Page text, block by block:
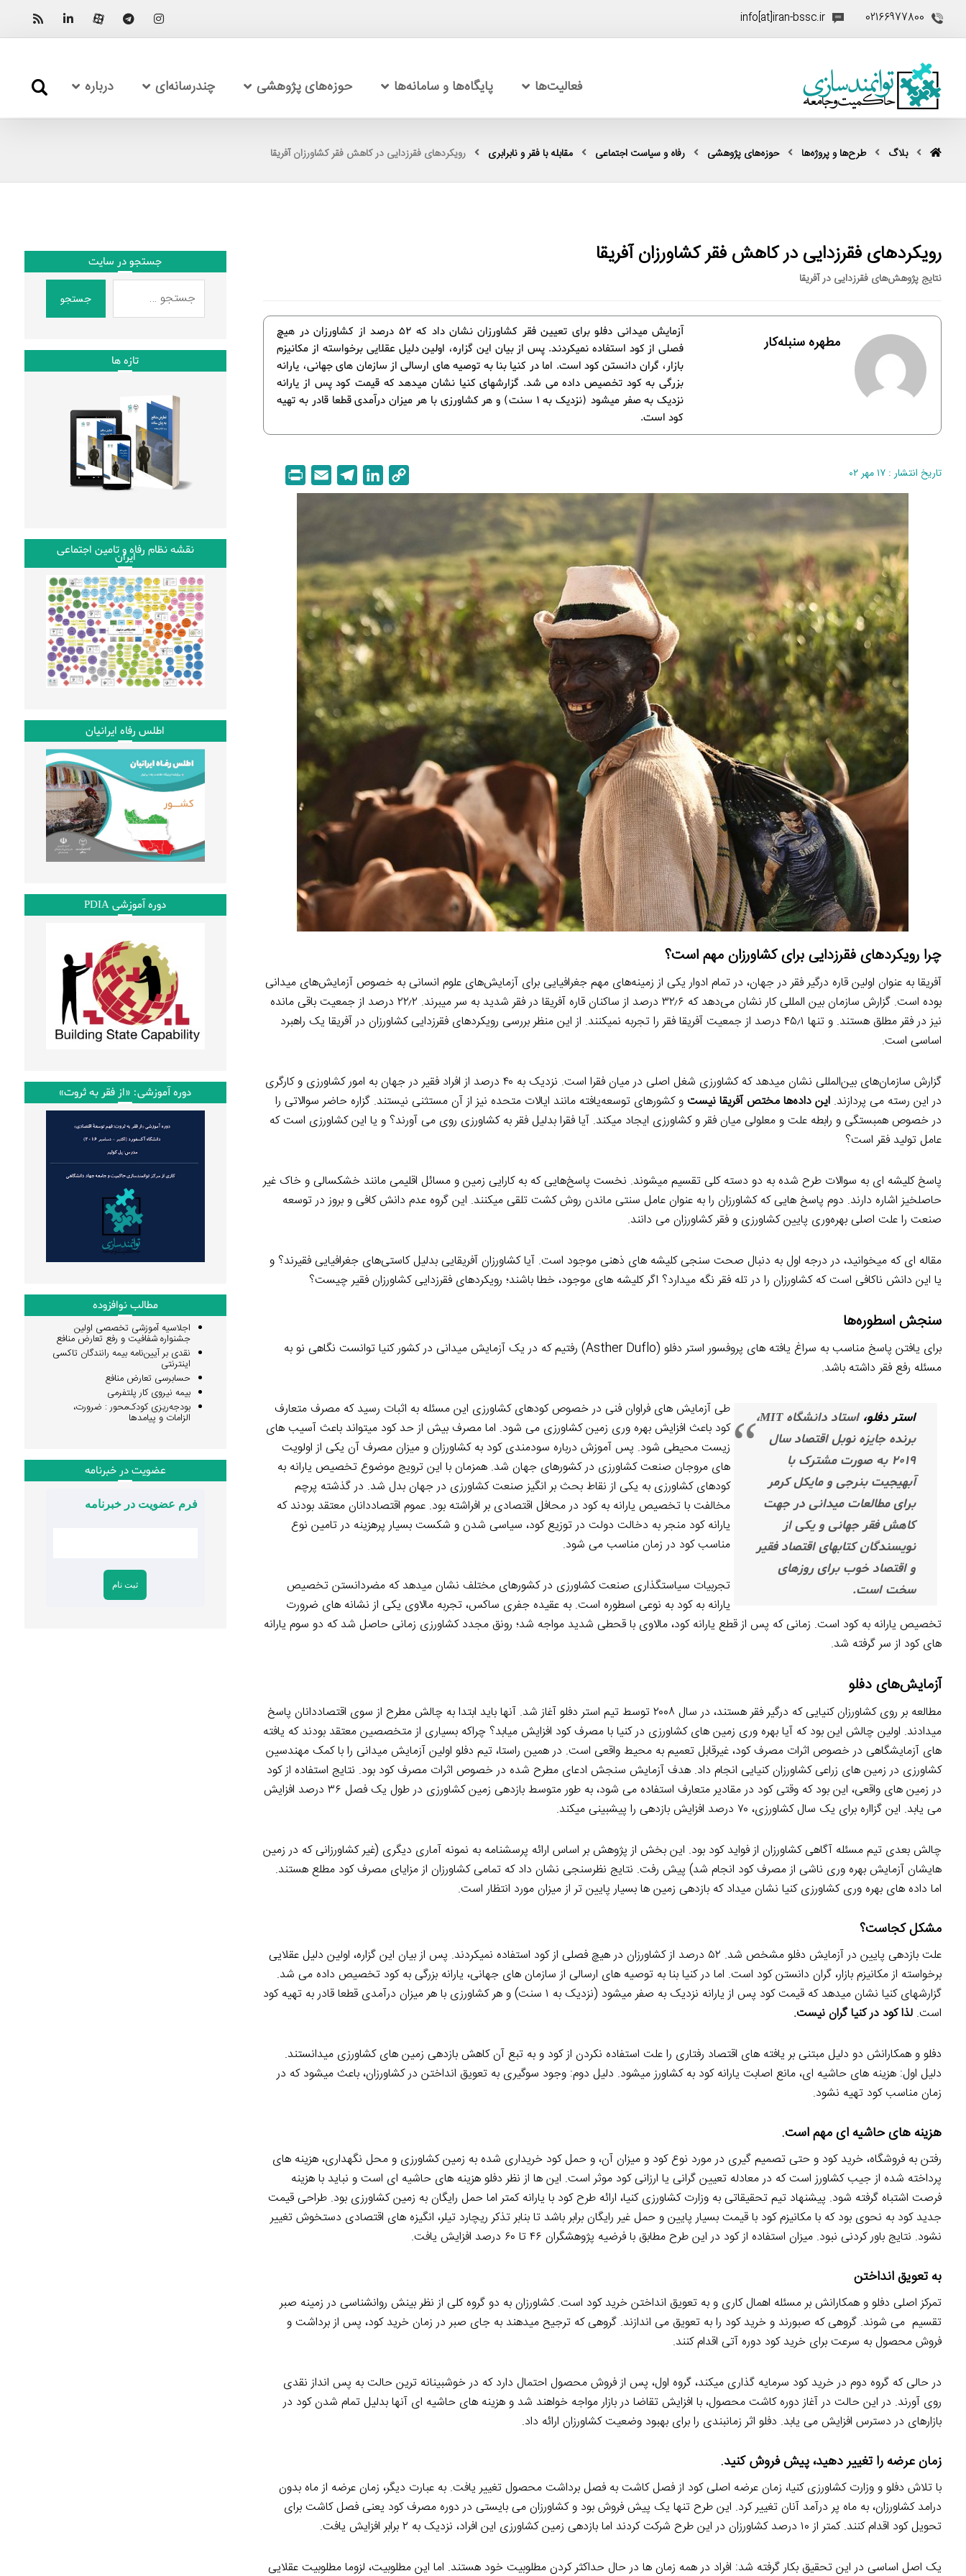
02166977800
info[at]iran-bssc.ir
فعالیت‌ها پایگاه‌ها و سامانه‌ها حوزه‌های پژوهشی چندرسانه‌ای درباره
بلاگ طرح‌ها و پروژه‌ها حوزه‌های پژوهشی رفاه و سیاست اجتماعی مقابله با فقر و نابرابری رویکردهای فقرزدایی در کاهش فقر کشاورزان آفریقا
رویکردهای فقرزدایی در کاهش فقر کشاورزان آفریقا
نتایج پژوهش‌های فقرزدایی در آفریقا
آزمایش میدانی دفلو برای تعیین فقر کشاورزان نشان داد که 52 درصد از کشاورزان در هیچ
فصلی از کود استفاده نمیکردند. پس از بیان این گزاره، اولین دلیل عقلایی برخواسته از مکانیزم
بازار، گران دانستن کود است. اما در کنیا بنا به توصیه های ارسالی از سازمان های جهانی، یارانه
بزرگی به کود تخصیص داده می شد. گزارشهای کنیا نشان میدهد که قیمت کود پس از یارانه
نزدیک به صفر میشود (نزدیک به 1 سنت) و هر کشاورزی با هر میزان درآمدی قطعا قادر به تهیه
کود است.
مطهره سنبله‌کار
تاریخ انتشار : ۱۷ مهر ۰۲
o
L
i
n
k
i
e
d
I
n
e
g
r
a
m
m
چرا رویکردهای فقرزدایی برای کشاورزان مهم است؟
آفریقا به عنوان اولین قاره درگیر فقر در جهان، در تمام ادوار یکی از زمینه‌های مهم جغرافیایی برای آزمایش‌های علوم انسانی به خصوص آزمایش‌های میدانی
بوده است. گزارش سازمان بین المللی کار نشان می‌دهد که ۳۲٫۶ درصد از ساکنان قاره آفریقا در فقر شدید به سر میبرند. ۲۲٫۲ درصد از جمعیت باقی مانده
نیز در فقر مطلق هستند. و تنها ۴۵٫۱ درصد از جمعیت آفریقا فقر را تجربه نمیکنند. از این منظر بررسی رویکردهای فقرزدایی کشاورزان در آفریقا یک راهبرد
اساسی است.
گزارش سازمان‌های بین‌المللی نشان میدهد که کشاورزی شغل اصلی در میان فقرا است. نزدیک به ۴۰ درصد از افراد فقیر در جهان به امور کشاورزی و کارگری
در این رسته می پردازند. این داده‌ها مختص آفریقا نیست و کشورهای توسعه‌یافته مانند ایالات متحده نیز از آن مستثنی نیستند. گزاره حاضر سوالاتی را
در خصوص همبستگی و رابطه علت و معلولی میان فقر و کشاورزی ایجاد میکند. آیا فقرا بدلیل فقر به کشاورزی روی می آورند؟ و یا این کشاورزی است که
عامل تولید فقر است؟
پاسخ کلیشه ای به سوالات طرح شده به دو دسته کلی تقسیم میشوند. نخست پاسخ‌هایی که به کارایی زمین و مسائل اقلیمی مانند خشکسالی و خاک غیر
حاصلخیز اشاره دارند. دوم پاسخ هایی که کشاورزان را به عنوان عامل سنتی ماندن روش کشت تلقی میکنند. این گروه عدم دانش کافی و بروز در توسعه
صنعت را علت اصلی بهره‌وری پایین کشاورزی و فقر کشاورزان می دانند.
مقاله ای که میخوانید، در درجه اول به دنبال صحت سنجی کلیشه های ذهنی موجود است. آیا کشاورزان آفریقایی بدلیل کاستی‌های جغرافیایی فقیرند؟ و
یا این دانش ناکافی است که کشاورزان را در تله فقر نگه میدارد؟ اگر کلیشه های موجود، خطا باشند؛ رویکردهای فقرزدایی کشاورزان فقیر چیست؟
سنجش اسطوره‌ها
برای یافتن پاسخ مناسب به سراغ یافته های پروفسور استر دفلو (Asther Duflo) رفتیم که در یک آزمایش میدانی در کشور کنیا توانست نگاهی نو به
مسئله رفع فقر داشته باشد.
استر دفلو، استاد دانشگاهMIT،
برنده جایزه نوبل اقتصاد سال
۲۰۱۹ به صورت مشترک با
آبهیجیت بنرجی و مایکل کرمر
برای مطالعات میدانی در جهت
کاهش فقر جهانی و یکی از
نویسندگان کتابهای اقتصاد فقیر
و اقتصاد خوب برای روزهای
سخت است.
طی آزمایش های فراوان فنی در خصوص کودهای کشاورزی این مسئله به اثبات رسید که مصرف متعارف
کود باعث افزایش بهره وری زمین کشاورزی می شود. اما مصرف بیش از حد کود میتواند باعث آسیب های
زیست محیطی شود. پس آموزش درباره سودمندی کود به کشاورزان و میزان مصرف آن یکی از اولویت
های مروجان صنعت کشاورزی در کشورهای جهان شد. همزمان با این ترویج موضوع تخصیص یارانه به
کودهای کشاورزی به یکی از نقاط بحث بر انگیز صنعت کشاورزی در جهان بدل شد. در گذشته پرچم
مخالفت با تخصیص یارانه به کود در محافل اقتصادی بر افراشته بود. عموم اقتصاددانان معتقد بودند که
یارانه کود منجر به دخالت دولت در توزیع کود، سیاسی شدن و شکست بسیار پرهزینه در تامین نوع
مناسب کود در زمان مناسب می شود.
تجربیات سیاستگذاری صنعت کشاورزی در کشورهای مختلف نشان میدهد که مضردانستن تخصیص
یارانه به کود به نوعی اسطوره است. به عقیده جفری ساکس، تجربه مالاوی یکی از نشانه های ضرورت
تخصیص یارانه به کود است. زمانی که پس از قطع یارانه کود، مالاوی با قحطی شدید مواجه شد؛ رونق مجدد کشاورزی زمانی حاصل شد که دو سوم یارانه
های کود از سر گرفته شد.
آزمایش‌های دفلو
مطالعه بر روی کشاورزان کنیایی که درگیر فقر هستند، در سال ۲۰۰۸ توسط تیم استر دفلو آغاز شد. آنها باید ابتدا به چالش مطرح از سوی اقتصاددانان پاسخ
میدادند. اولین چالش این بود که آیا بهره وری زمین های کشاورزی در کنیا با مصرف کود افزایش میابد؟ چراکه بسیاری از متخصصین معتقد بودند که یافته
های آزمایشگاهی در خصوص اثرات مصرف کود، غیرقابل تعمیم به محیط واقعی است. در همین راستا، تیم دفلو اولین آزمایش میدانی را با کمک مهندسین
کشاورزی در زمین های زراعی کشاورزان کنیایی انجام داد. هدف آزمایش سنجش ادعای مطرح شده در خصوص اثرات مصرف کود بود. نتایج استفاده از کود
در زمین های واقعی، این بود که وقتی کود در مقادیر متعارف استفاده می شود، به طور متوسط بازدهی زمین کشاورزی در طول یک فصل ۳۶ درصد افزایش
می یابد. این گزااره برای یک سال کشاورزی، ۷۰ درصد افزایش بازدهی را پیشبینی میکند.
چالش بعدی تیم مسئله آگاهی کشاورزان از فواید کود بود. این بخش از پژوهش بر اساس ارائه پرسشنامه به نمونه آماری دیگری (غیر کشاورزانی که در زمین
هایشان آزمایش بهره وری ناشی از مصرف کود انجام شد) پیش رفت. نتایج نظرسنجی نشان داد که تمامی کشاورزان از مزایای مصرف کود مطلع هستند.
اما داده های بهره وری کشاورزی کنیا نشان میداد که بازدهی زمین ها بسیار پایین تر از میزان مورد انتظار است.
مشکل کجاست؟
علت بازدهی پایین در آزمایش دفلو مشخص شد. ۵۲ درصد از کشاورزان در هیچ فصلی از کود استفاده نمیکردند. پس از بیان این گزاره، اولین دلیل عقلایی
برخواسته از مکانیزم بازار، گران دانستن کود است. اما در کنیا بنا به توصیه های ارسالی از سازمان های جهانی، یارانه بزرگی به کود تخصیص داده می شد.
گزارشهای کنیا نشان میدهد که قیمت کود پس از یارانه نزدیک به صفر میشود (نزدیک به ۱ سنت) و هر کشاورزی با هر میزان درآمدی قطعا قادر به تهیه کود
است. لذا کود در کنیا گران نیست.
دفلو و همکارانش دو دلیل مبتنی بر یافته های اقتصاد رفتاری را علت استفاده نکردن از کود و به تبع آن کاهش بازدهی زمین های کشاورزی میدانستند.
دلیل اول: هزینه های حاشیه ای، مانع اصابت یارانه کود به کشاورز میشود. دلیل دوم: وجود سوگیری به تعویق انداختن در کشاورزان، باعث میشود که در
زمان مناسب کود تهیه نشود.
هزینه های حاشیه ای مهم است.
رفتن به فروشگاه، خرید کود و حتی تصمیم گیری در مورد نوع کود و میزان آن، و حمل کود خریداری شده به زمین کشاورزی و محل نگهداری، هزینه های
پرداخته شده از جیب کشاورز است که در معادله تعیین گرانی یا ارزانی کود موثر است. این ها از نظر دفلو هزینه های حاشیه ای است و نباید با هزینه
فرصت اشتباه گرفته شود. پیشنهاد تیم تحقیقاتی به وزارت کشاورزی کنیا، ارائه طرح کود با یارانه کمتر اما حمل رایگان به زمین کشاورزی بود. طراحی قیمت
جدید کود به نحوی بود که با مکانیزم کود با قیمت بسیار پایین و حمل غیر رایگان برابر باشد تا بنابر تذکر ریچارد تیلر، انگیزه های اقتصادی دستخوش تغییر
نشود. نتایج باور کردنی نبود. میزان استفاده از کود در این طرح مطابق با فرضیه پژوهشگران ۴۶ تا ۶۰ درصد افزایش یافت.
به تعویق انداختن
تمرکز اصلی دفلو و همکارانش بر مسئله اهمال کاری و به تعویق انداختن خرید کود است. کشاورزان به دو گروه کلی از نظر بینش روانشناسی در زمینه صبر
تقسیم می شوند. گروهی که صبورند و خرید کود را به تعویق می اندازند. گروهی که ترجیح میدهند به جای صبر در زمان خرید کود، پس از برداشت و
فروش محصول به سرعت برای خرید کود دوره آتی اقدام کنند.
در حالی که گروه دوم در خرید کود سرمایه گذاری میکند، گروه اول، پس از فروش محصول احتمال دارد که در خوشبینانه ترین حالت به پس انداز نقدی
روی آورند. در این حالت در آغاز دوره کاشت محصول، با افزایش تقاضا در بازار مواجه خواهند شد و هزینه های حاشیه ای آنها بدلیل تمام شدن کود در
بازارهای در دسترس افزایش می یابد. دفلو اثر زمانبندی را برای بهبود وضعیت کشاورزان ارائه داد.
زمان عرضه را تغییر دهید، پیش فروش کنید.
با تلاش دفلو و وزارت کشاورزی کنیا، زمان عرضه اصلی کود از فصل کاشت به فصل برداشت محصول تغییر یافت. به عبارت دیگر، زمان عرضه از ماه بدون
درامد کشاورزان، به ماه پر درآمد آنان تغییر کرد. این طرح تنها یک پیش فروش بود و کشاورزان می بایستی در دوره مصرف کود یعنی فصل کاشت برای
تحویل کود اقدام کنند. کمتر از ۱۰ درصد کشاورزان در این طرح شرکت کردند اما بازدهی زمین کشاورزی این افراد، نزدیک به ۲ برابر افزایش یافت.
یک اصل اساسی در این تحقیق بکار گرفته شد: افراد در همه زمان ها در حال حداکثر کردن مطلوبیت خود هستند. اما این مطلوبیت، لزوما مطلوبیت عقلایی
جستجو در سایت
جستجو
تازه ها
نقشه نظام رفاه و تامین اجتماعی
ایران
اطلس رفاه ایرانیان
دوره آموزشی PDIA
دوره آموزشی: «از فقر به ثروت»
مطالب نوافزوده
اجلاسیه آموزشی تخصصی اولین
جشنواره شفافیت و رفع تعارض منافع
نقدی بر آیین‌نامه بیمه رانندگان تاکسی
اینترنتی
حسابرسی تعارض منافع
بیمه نیروی کار پلتفرمی
بودجه‌ریزی کودک‌محور : ضرورت،
الزامات و پیامدها
عضویت در خبرنامه
فرم عضویت در خبرنامه